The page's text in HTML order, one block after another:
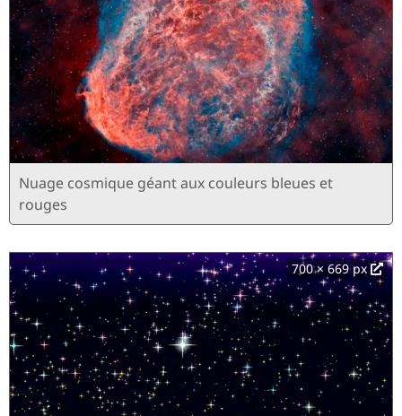
Nuage cosmique géant aux couleurs bleues et
rouges
700 × 669 px